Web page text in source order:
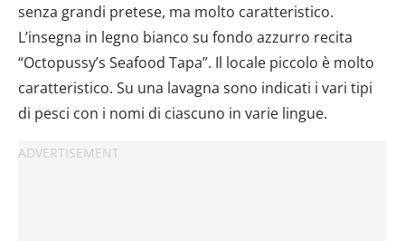
senza grandi pretese, ma molto caratteristico.
L’insegna in legno bianco su fondo azzurro recita
“Octopussy’s Seafood Tapa”. Il locale piccolo è molto
caratteristico. Su una lavagna sono indicati i vari tipi
di pesci con i nomi di ciascuno in varie lingue.